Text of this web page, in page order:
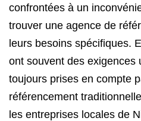
confrontées à un
trouver une agence de
leurs besoins spécifiques.
ont souvent des exigences
toujours prises en compte
référencement
les entreprises locales de